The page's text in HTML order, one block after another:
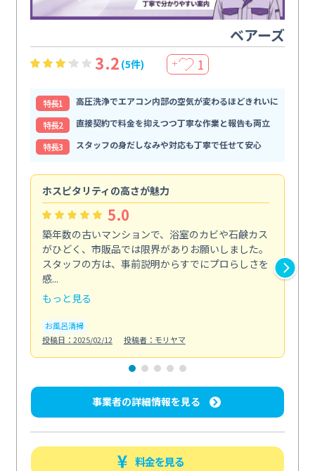
ベアーズ
3.2 (5件) ＋ 1
特⻑1
高圧洗浄でエアコン内部の空気が変わるほどきれいに
特⻑2
直接契約で料金を抑えつつ丁寧な作業と報告も両立
特⻑3
スタッフの身だしなみや対応も丁寧で任せて安心
ホスピタリティの高さが魅力
5.0
築年数の古いマンションで、浴室のカビや石鹸カス
がひどく、市販品では限界がありお願いしました。
スタッフの方は、事前説明からすでにプロらしさを
感...
もっと見る
お風呂清掃
投稿日：2025/02/12
投稿者：モリヤマ
事業者の詳細情報を見る
料金を見る